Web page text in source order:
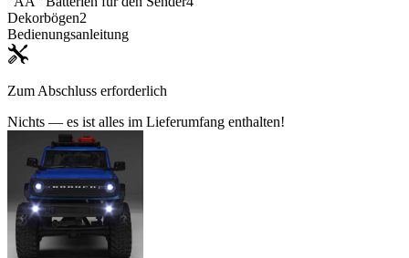
Dekorbögen2
Bedienungsanleitung
Zum Abschluss erforderlich
Nichts — es ist alles im Lieferumfang enthalten!